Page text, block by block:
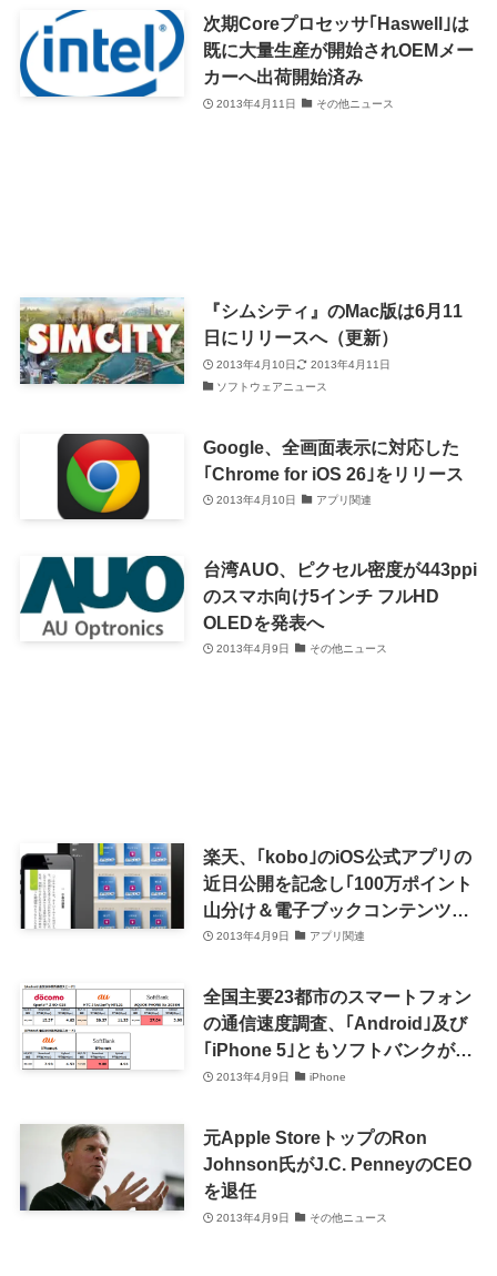
次期Coreプロセッサ｢Haswell｣は
既に大量生産が開始されOEMメー
カーへ出荷開始済み
2013年4月11日 その他ニュース
『シムシティ』のMac版は6月11
日にリリースへ（更新）
2013年4月10日
2013年4月11日
ソフトウェアニュース
Google、全画面表示に対応した
｢Chrome for iOS 26｣をリリース
2013年4月10日 アプリ関連
台湾AUO、ピクセル密度が443ppi
のスマホ向け5インチ フルHD
OLEDを発表へ
2013年4月9日 その他ニュース
楽天、｢kobo｣のiOS公式アプリの
近日公開を記念し｢100万ポイント
山分け＆電子ブックコンテンツ
500円分クーポン｣キャンペーンを
2013年4月9日 アプリ関連
全国主要23都市のスマートフォン
の通信速度調査、｢Android｣及び
｢iPhone 5｣ともソフトバンクが最
速2013年4月9日 iPhone
元Apple StoreトップのRon
Johnson氏がJ.C. PenneyのCEO
を退任
2013年4月9日 その他ニュース